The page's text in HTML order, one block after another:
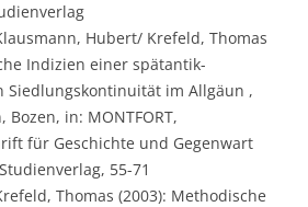
Hubert/ Krefeld, Thomas
Indizien einer spätantik-
Siedlungskontinuität im Allgäun ,
Bozen, in: MONTFORT,
für Geschichte und Gegenwart
55-71
Thomas (2003): Methodische